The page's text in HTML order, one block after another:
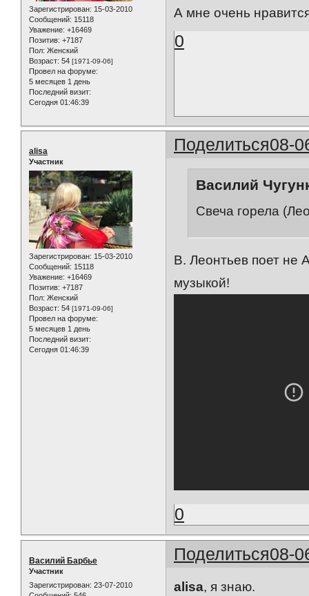
Зарегистрирован: 15-03-2010
Сообщений: 15118
Уважение: +16469
Позитив: +7187
Пол: Женский
Возраст: 54 [1971-09-06]
Провел на форуме:
5 месяцев 1 день
Последний визит:
Сегодня 01:46:39
А мне очень
0
Поделиться08-
alisa
Участник
Зарегистрирован: 15-03-2010
Сообщений: 15118
Уважение: +16469
Позитив: +7187
Пол: Женский
Возраст: 54 [1971-09-06]
Провел на форуме:
5 месяцев 1 день
Последний визит:
Сегодня 01:46:39
Василий
Свеча горела
В. Леонтьев поет не
музыкой!
0
Поделиться08-
Василий Барбье
Участник
Зарегистрирован: 23-07-2010
alisa, я знаю.